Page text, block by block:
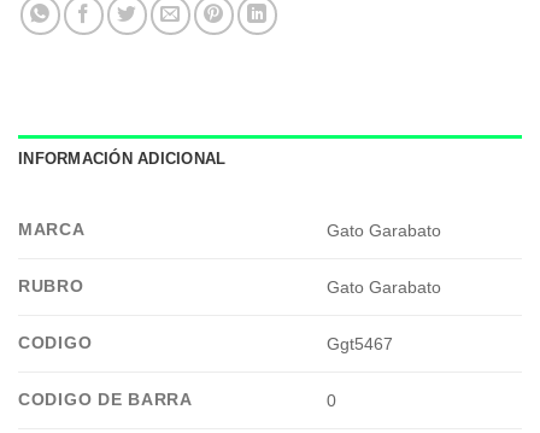
INFORMACIÓN ADICIONAL
MARCA Gato Garabato
RUBRO Gato Garabato
CODIGO Ggt5467
CODIGO DE BARRA 0